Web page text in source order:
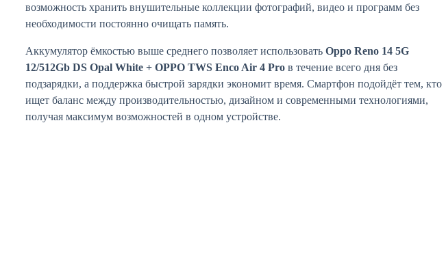
возможность хранить внушительные коллекции фотографий, видео и программ без
необходимости постоянно очищать память.
Аккумулятор ёмкостью выше среднего позволяет использовать Oppo Reno 14 5G
12/512Gb DS Opal White + OPPO TWS Enco Air 4 Pro в течение всего дня без
подзарядки, а поддержка быстрой зарядки экономит время. Смартфон подойдёт тем, кто
ищет баланс между производительностью, дизайном и современными технологиями,
получая максимум возможностей в одном устройстве.